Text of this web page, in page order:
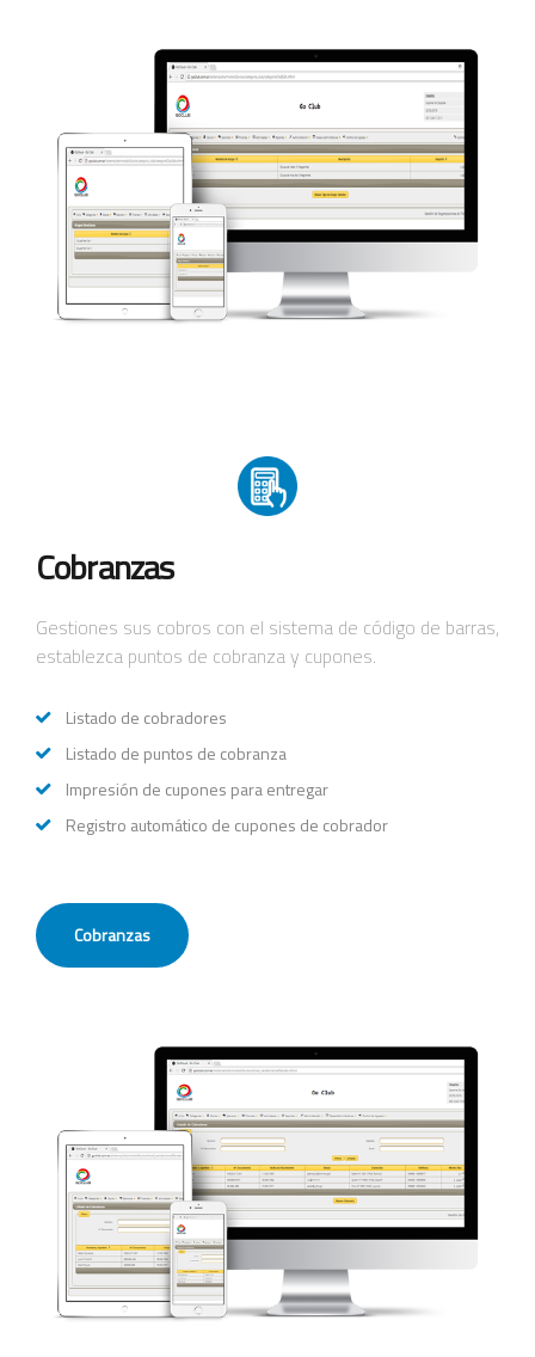
Cobranzas
Gestiones sus cobros con el sistema de código de barras,
establezca puntos de cobranza y cupones.
Listado de cobradores
Listado de puntos de cobranza
Impresión de cupones para entregar
Registro automático de cupones de cobrador
Cobranzas